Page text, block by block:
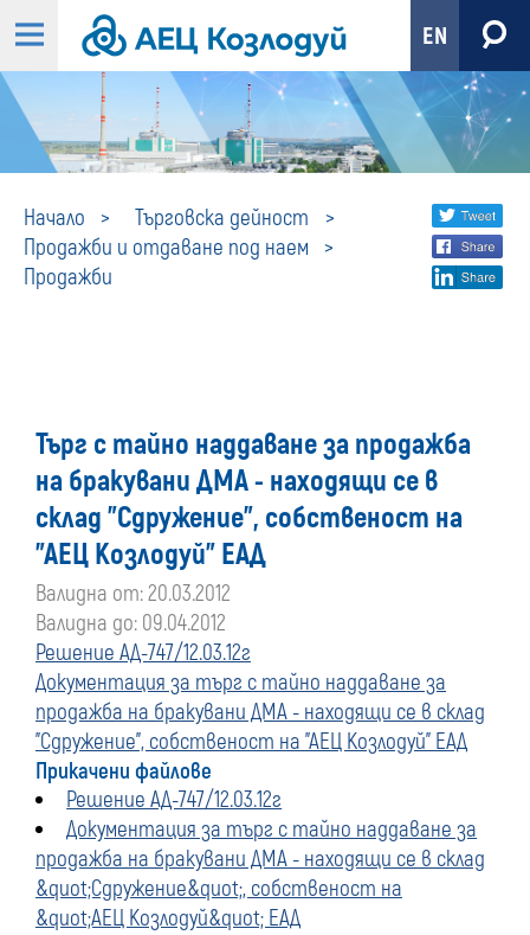
EN
Начало
Търговска дейност
Продажби и отдаване под наем
Продажби
ПродажбиShare
social
Търг с тайно наддаване за продажба
на бракувани ДМА - находящи се в
склад "Сдружение", собственост на
"АЕЦ Козлодуй" ЕАД
Валидна от: 20.03.2012
Валидна до: 09.04.2012
Решение АД-747/12.03.12г
Документация за търг с тайно наддаване за
продажба на бракувани ДМА - находящи се в склад
"Сдружение", собственост на "АЕЦ Козлодуй" ЕАД
Прикачени файлове
Решение АД-747/12.03.12г
Документация за търг с тайно наддаване за
продажба на бракувани ДМА - находящи се в склад
&quot;Сдружение&quot;, собственост на
&quot;АЕЦ Козлодуй&quot; ЕАД